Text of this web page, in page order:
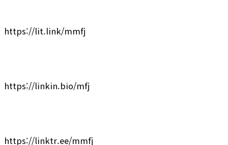
https://lit.link/mmfj
https://linkin.bio/mfj
https://linktr.ee/mmfj